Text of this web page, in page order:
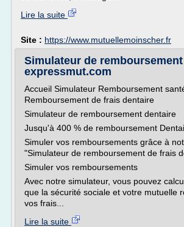
Lire la suite
Site : https://www.mutuellemoinscher.fr
Simulateur de
expressmut.com
Accueil Simulateur Remboursement
Remboursement de frais dentaire
Simulateur de remboursement dentaire
Jusqu'à 400 % de remboursement
Simuler vos remboursements grâce à
"Simulateur de remboursement de frais
Simuler vos remboursements
Avec notre simulateur, vous pouvez
que la sécurité sociale et votre mutuelle
vos frais...
Lire la suite